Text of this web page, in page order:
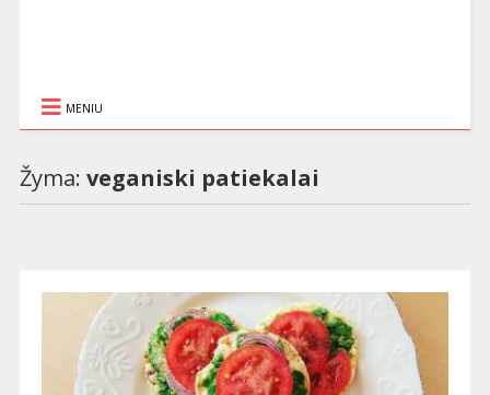
MENIU
Žyma: veganiski patiekalai